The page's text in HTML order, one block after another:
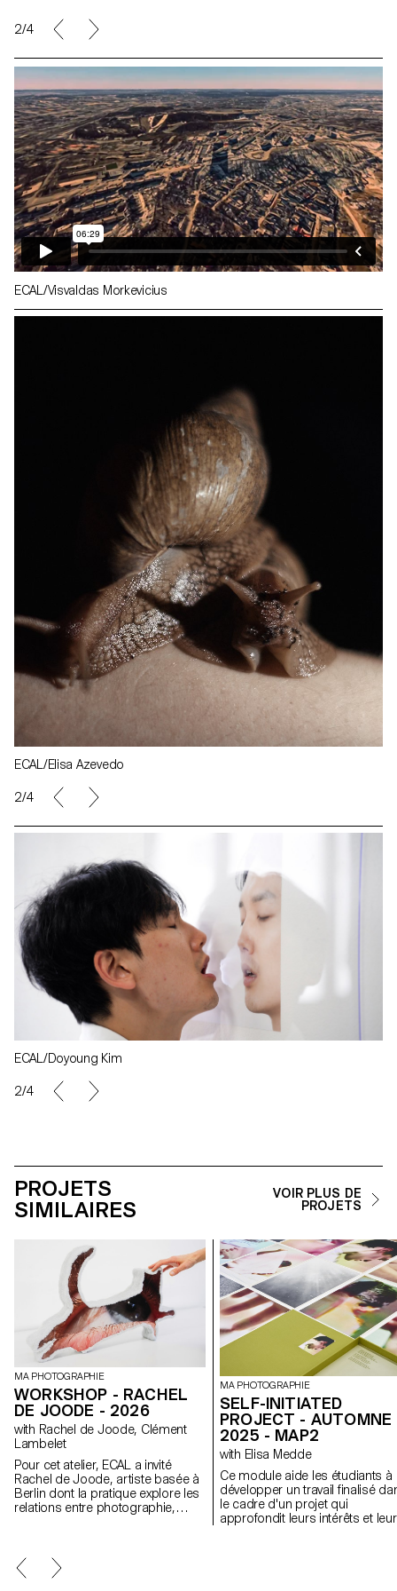
2/4
ECAL/Visvaldas Morkevicius
ECAL/Elisa Azevedo
2/4
ECAL/Doyoung Kim
2/4
PROJETS
SIMILAIRES
VOIR PLUS DE
PROJETS
MA PHOTOGRAPHIE
WORKSHOP - RACHEL
DE JOODE - 2026
with Rachel de Joode, Clément
Lambelet
Pour cet atelier, ECAL a invité
Rachel de Joode, artiste basée à
Berlin dont la pratique explore les
relations entre photographie,
transformation d’images
photographiques en formes
MA PHOTOGRAPHIE
SELF-INITIATED
PROJECT - AUTOMNE
2025 - MAP2
with Elisa Medde
Ce module aide les étudiants à
développer un travail finalisé
le cadre d'un projet qui
approfondit leurs intérêts et